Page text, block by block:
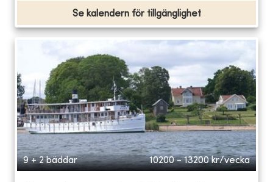
Se kalendern för tillgänglighet
9 + 2 bäddar 10200 - 13200 kr/vecka